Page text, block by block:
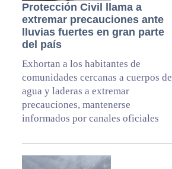
Protección Civil llama a
extremar precauciones ante
lluvias fuertes en gran parte
del país
Exhortan a los habitantes de
comunidades cercanas a cuerpos de
agua y laderas a extremar
precauciones, mantenerse
informados por canales oficiales